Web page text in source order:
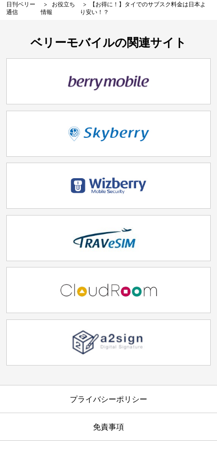
日刊ベリー
通信
お役立ち
情報
【お得に！】タイでのサブスク料金は日本よ
り安い！？
ベリーモバイルの関連サイト
プライバシーポリシー
免責事項